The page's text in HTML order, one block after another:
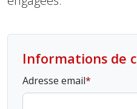
Informations de
Adresse email